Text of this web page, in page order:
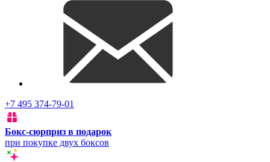
+7 495 374-79-01
Бокс-сюрприз в подарок
при покупке двух боксов